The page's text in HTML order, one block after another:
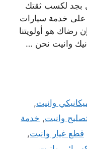
بجد لكسب ثقتك
على خدمة سيارات
رضاك ​​هو أولويتنا
وانيت نحن …
وانيت,
وانيت, خدمة
قطع غيار وانيت,